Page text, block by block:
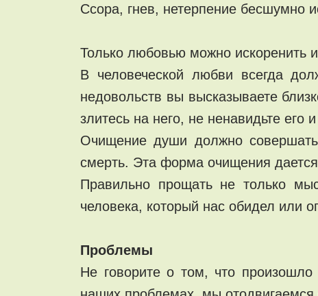
Ссора, гнев, нетерпение бесшумно
Только любовью можно искоренить
В человеческой любви всегда
недовольств вы высказываете
злитесь на него, не ненавидьте его
Очищение души должно
смерть. Эта форма очищения
Правильно прощать не только
человека, который нас обидел или
Проблемы
Не говорите о том, что